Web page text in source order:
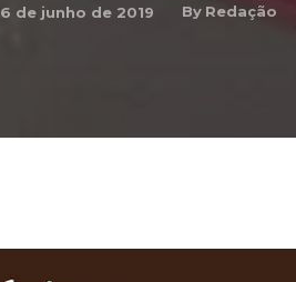
6 de junho de 2019 By Redação